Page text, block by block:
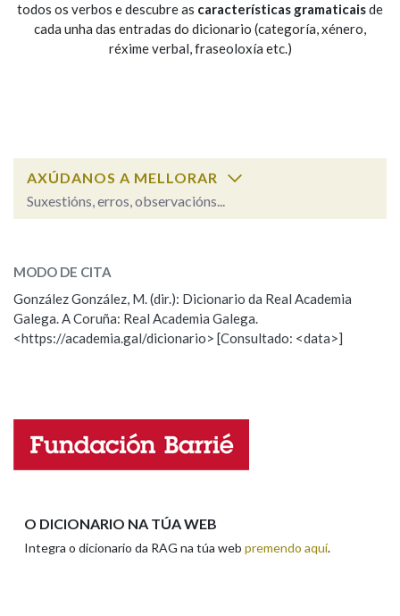
todos os verbos e descubre as características gramaticaisde
cada unha das entradas do dicionario (categoría, xénero,
réxime verbal, fraseoloxía etc.)
AXÚDANOS A MELLORAR
Suxestións, erros, observacións...
Observación
Nome
Comentario
MODO DE CITA
González González, M. (dir.): Dicionario da Real Academia
Galega. A Coruña: Real Academia Galega.
<https://academia.gal/dicionario> [Consultado: <data>]
O DICIONARIO NA TÚA WEB
Integra o dicionario da RAG na túa web premendo aquí.